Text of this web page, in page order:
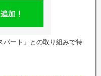
ート」との取り組みで特